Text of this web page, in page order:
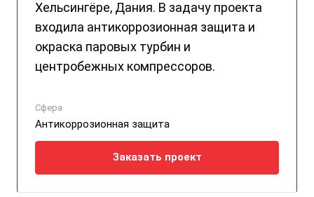
Хельсингёре, Дания. В задачу проекта
входила антикоррозионная защита и
окраска паровых турбин и
центробежных компрессоров.
Сфера
Антикоррозионная защита
Заказать проект